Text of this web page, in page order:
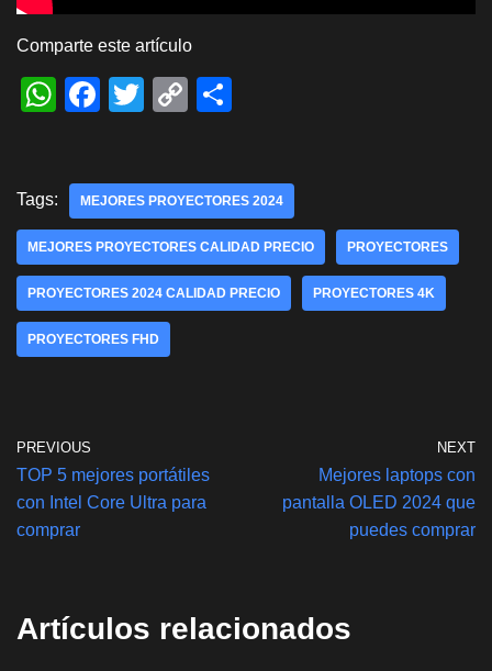
Comparte este artículo
W
s
A
p
p
F
e
b
o
o
k
T
er
C
y
Li
n
k
e
Tags: MEJORES PROYECTORES 2024
MEJORES PROYECTORES CALIDAD PRECIO PROYECTORES
PROYECTORES 2024 CALIDAD PRECIO PROYECTORES 4K
PROYECTORES FHD
PREVIOUS
TOP 5 mejores portátiles
con Intel Core Ultra para
comprar
NEXT
Mejores laptops con
pantalla OLED 2024 que
puedes comprar
Artículos relacionados